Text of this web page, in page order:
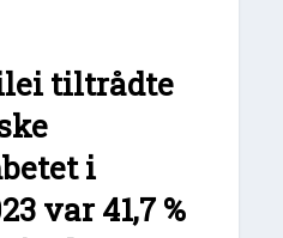
tiltrådte
i
var 41,7 %